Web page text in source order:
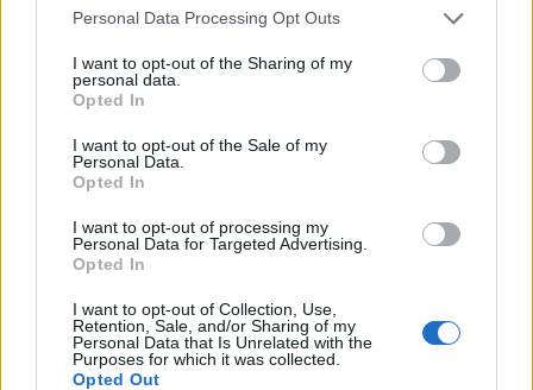
Please note that this website/app uses one or more Google
not limited to your visit or usage behaviour. You may click to
grant or deny consent to Google and its third-party tags to
use your data for below specified purposes in below Google
consent section.
Personal Data Processing Opt Outs
I want to opt-out of the Sharing of my
personal data.
Opted In
I want to opt-out of the Sale of my
Personal Data.
Opted In
I want to opt-out of processing my
Personal Data for Targeted Advertising.
Opted In
I want to opt-out of Collection, Use,
Retention, Sale, and/or Sharing of my
Personal Data that Is Unrelated with the
Purposes for which it was collected.
Opted Out
Meteo Olbia 7 agosto, sole e caldo tornano
protagonisti
fine agosto